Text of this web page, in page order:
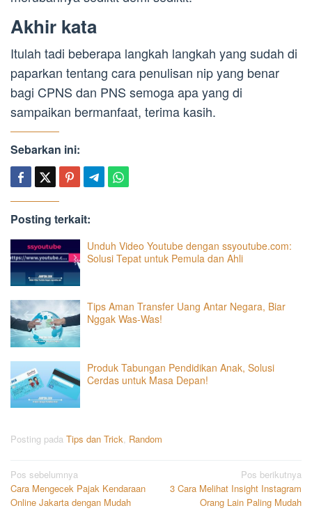
Akhir kata
Itulah tadi beberapa langkah langkah yang sudah di
paparkan tentang cara penulisan nip yang benar
bagi CPNS dan PNS semoga apa yang di
sampaikan bermanfaat, terima kasih.
Sebarkan ini:
Posting terkait:
Unduh Video Youtube dengan ssyoutube.com:
Solusi Tepat untuk Pemula dan Ahli
Tips Aman Transfer Uang Antar Negara, Biar
Nggak Was-Was!
Produk Tabungan Pendidikan Anak, Solusi
Cerdas untuk Masa Depan!
Posting pada Tips dan Trick, Random
Navigasi
pos
Pos sebelumnya
Cara Mengecek Pajak Kendaraan
Online Jakarta dengan Mudah
Pos berikutnya
3 Cara Melihat Insight Instagram
Orang Lain Paling Mudah